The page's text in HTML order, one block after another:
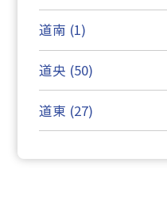
道南 (1)
道央 (50)
道東 (27)